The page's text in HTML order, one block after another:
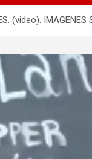
(video). IMAGENES